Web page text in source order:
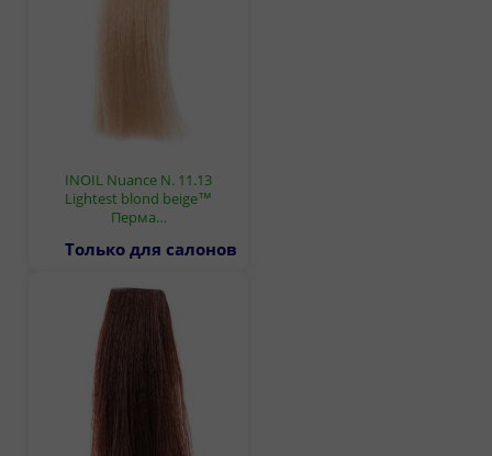
INOIL Nuance N. 11.13
Lightest blond beige™
Перма…
Только для салонов